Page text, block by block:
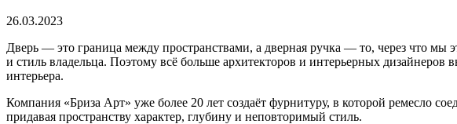
26.03.2023
Дверь — это граница между пространствами, а дверная ручка — то, через что мы
и стиль владельца. Поэтому всё больше архитекторов и интерьерных
интерьера.
Компания «Бриза Арт» уже более 20 лет создаёт фурнитуру, в которой ремесло
придавая пространству характер, глубину и неповторимый стиль.